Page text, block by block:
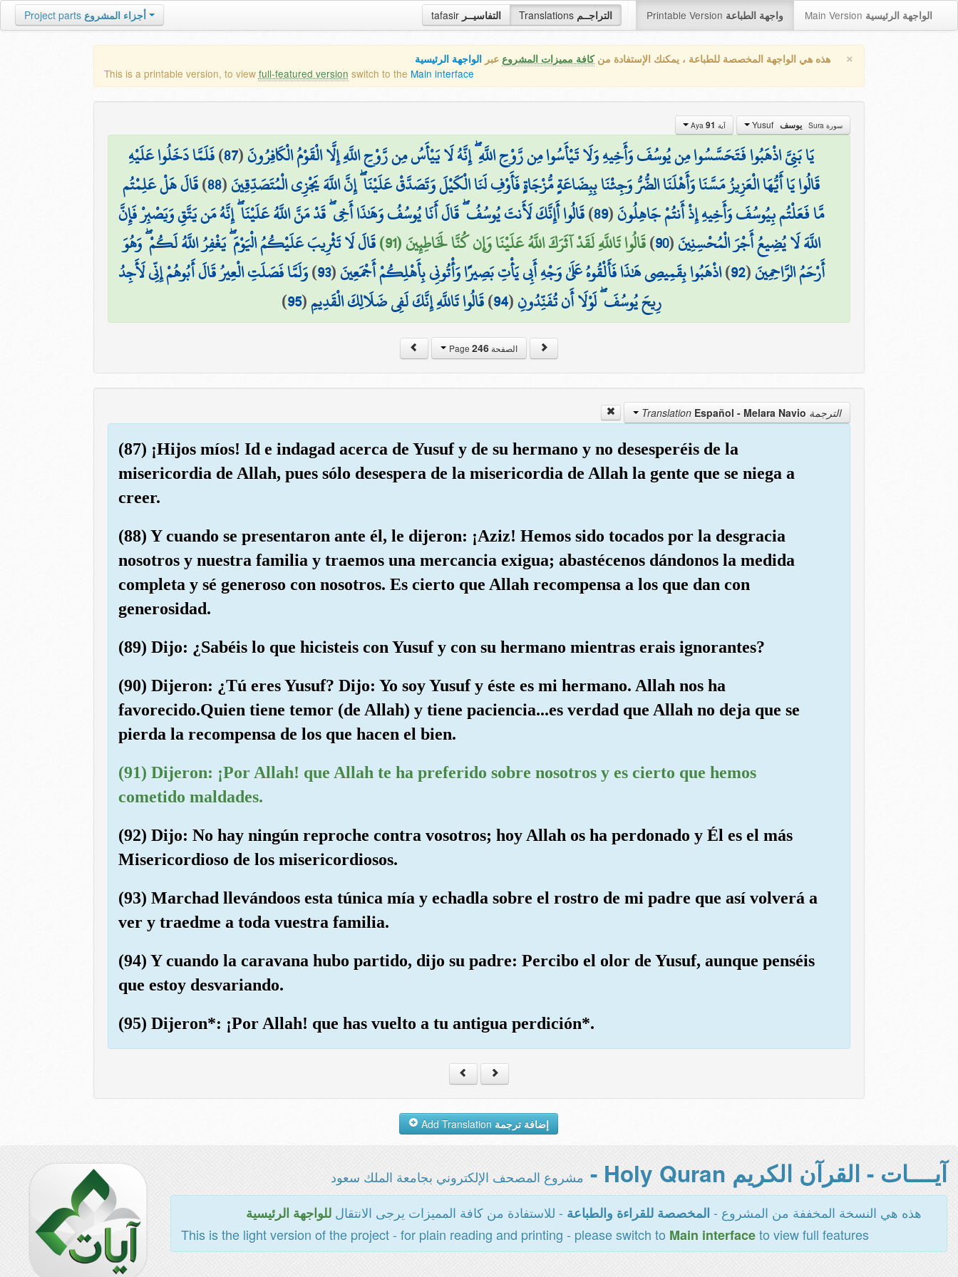
tafasir التفاسيــر Translations التراجــم Printable Version واجهة الطباعة Main Version الواجهة الرئيسية Project parts أجزاء المشروع
× هذه هي الواجهة المخصصة للطباعة ، يمكنك الإستفادة منكافة مميزات المشروع عبر الواجهة الرئيسية
This is a printable version, to view full-featured version switch to the Main interface
سورة Sura يوسف آية Aya 91
يَا بَنِيَّ اذْهَبُوا فَتَحَسَّسُوا مِن يُوسُفَ وَأَخِيهِ وَلَا تَيْأَسُوا مِن رَّوْحِ اللَّهِ ۖ إِنَّهُ لَا يَيْأَسُ مِن رَّوْحِ اللَّهِ إِلَّا الْقَوْمُ الْكَافِرُونَ(
87
)فَلَمَّا دَخَلُوا عَلَيْهِ
قَالُوا يَا أَيُّهَا الْعَزِيزُ مَسَّنَا وَأَهْلَنَا الضُّرُّ وَجِئْنَا بِبِضَاعَةٍ مُّزْجَاةٍ فَأَوْفِ لَنَا الْكَيْلَ وَتَصَدَّقْ عَلَيْنَا ۖ إِنَّ اللَّهَ يَجْزِي الْمُتَصَدِّقِينَ(
88
)قَالَ هَلْ عَلِمْتُم
مَّا فَعَلْتُم بِيُوسُفَ وَأَخِيهِ إِذْ أَنتُمْ جَاهِلُونَ(
89
)قَالُوا أَإِنَّكَ لَأَنتَ يُوسُفُ ۖ قَالَ أَنَا يُوسُفُ وَهَٰذَا أَخِي ۖ قَدْ مَنَّ اللَّهُ عَلَيْنَا ۖ إِنَّهُ مَن يَتَّقِ وَيَصْبِرْ فَإِنَّ
اللَّهَ لَا يُضِيعُ أَجْرَ الْمُحْسِنِينَ(
90
)قَالُوا تَاللَّهِ لَقَدْ آثَرَكَ اللَّهُ عَلَيْنَا وَإِن كُنَّا لَخَاطِئِينَ (91)
قَالَ لَا تَثْرِيبَ عَلَيْكُمُ الْيَوْمَ ۖ يَغْفِرُ اللَّهُ لَكُمْ ۖ وَهُوَ
أَرْحَمُ الرَّاحِمِينَ(
92
)اذْهَبُوا بِقَمِيصِي هَٰذَا فَأَلْقُوهُ عَلَىٰ وَجْهِ أَبِي يَأْتِ بَصِيرًا وَأْتُونِي بِأَهْلِكُمْ أَجْمَعِينَ(
93
)وَلَمَّا فَصَلَتِ الْعِيرُ قَالَ أَبُوهُمْ إِنِّي لَأَجِدُ
رِيحَ يُوسُفَ ۖ لَوْلَا أَن تُفَنِّدُونِ(
94
)قَالُوا تَاللَّهِ إِنَّكَ لَفِي ضَلَالِكَ الْقَدِيمِ(
95
)
الصفحة Page246
الترجمة Translation Español - Melara Navio
(87) ¡Hijos míos! Id e indagad acerca de Yusuf y de su hermano y no desesperéis de la
misericordia de Allah, pues sólo desespera de la misericordia de Allah la gente que se niega a
creer.
(88) Y cuando se presentaron ante él, le dijeron: ¡Aziz! Hemos sido tocados por la desgracia
nosotros y nuestra familia y traemos una mercancia exigua; abastécenos dándonos la medida
completa y sé generoso con nosotros. Es cierto que Allah recompensa a los que dan con
generosidad.
(89) Dijo: ¿Sabéis lo que hicisteis con Yusuf y con su hermano mientras erais ignorantes?
(90) Dijeron: ¿Tú eres Yusuf? Dijo: Yo soy Yusuf y éste es mi hermano. Allah nos ha
favorecido.Quien tiene temor (de Allah) y tiene paciencia...es verdad que Allah no deja que se
pierda la recompensa de los que hacen el bien.
(91) Dijeron: ¡Por Allah! que Allah te ha preferido sobre nosotros y es cierto que hemos
cometido maldades.
(92) Dijo: No hay ningún reproche contra vosotros; hoy Allah os ha perdonado y Él es el más
Misericordioso de los misericordiosos.
(93) Marchad llevándoos esta túnica mía y echadla sobre el rostro de mi padre que así volverá a
ver y traedme a toda vuestra familia.
(94) Y cuando la caravana hubo partido, dijo su padre: Percibo el olor de Yusuf, aunque penséis
que estoy desvariando.
(95) Dijeron*: ¡Por Allah! que has vuelto a tu antigua perdición*.
إضافة ترجمة
آيــــات - القرآن الكريم Holy Quran - مشروع المصحف الإلكتروني بجامعة الملك سعود
هذه هي النسخة المخففة من المشروع - المخصصة للقراءة والطباعة - للاستفادة من كافة المميزات يرجى الانتقالللواجهة الرئيسية
This is the light version of the project - for plain reading and printing - please switch to Main interfaceto view full features